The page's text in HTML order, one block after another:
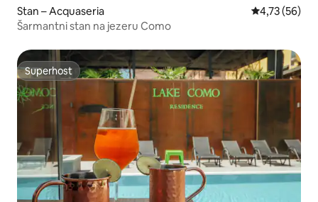
Stan – Acquaseria Prosječna
4,73 (56)
Šarmantni stan na jezeru Como
Superhost
Superhost